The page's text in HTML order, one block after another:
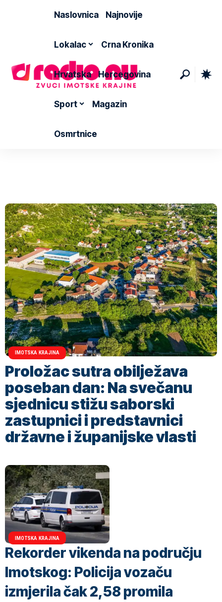
Naslovnica Najnovije
Lokalac Crna Kronika
Hrvatska Hercegovina
Sport Magazin
Osmrtnice
IMOTSKA KRAJINA
Proložac sutra obilježava
poseban dan: Na svečanu
sjednicu stižu saborski
zastupnici i predstavnici
državne i županijske vlasti
IMOTSKA KRAJINA
Rekorder vikenda na području
Imotskog: Policija vozaču
izmjerila čak 2,58 promila